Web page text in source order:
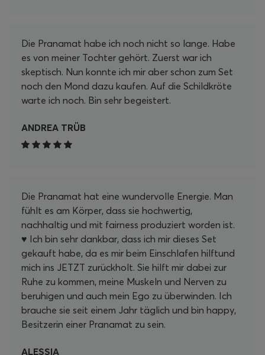
Die Pranamat habe ich noch nicht so lange. Habe
es von meiner Tochter gehört. Zuerst war ich
skeptisch. Nun konnte ich mir aber schon zum Set
noch den Mond dazu kaufen. Auf die Schildkröte
warte ich noch. Bin sehr begeistert.
ANDREA TRÜB
Die Pranamat hat eine wundervolle Energie. Man
fühlt es am Körper, dass sie hochwertig,
nachhaltig und mit fairness produziert worden ist.
♥️ Ich bin sehr dankbar, dass ich mir dieses Set
gekauft habe, da es mir beim Einschlafen hilftund
mich ins JETZT zurückholt. Sie hilft mir dabei zur
Ruhe zu kommen, meine Muskeln und Nerven zu
beruhigen und auch mein Ego zu überwinden. Ich
brauche sie seit einem Jahr täglich und bin happy,
Besitzerin einer Pranamat zu sein.
ALESSIA